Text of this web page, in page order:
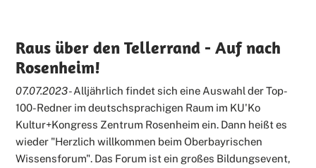
Raus über den Tellerrand - Auf nach
Rosenheim!
07.07.2023- Alljährlich findet sich eine Auswahl der Top-
100-Redner im deutschsprachigen Raum im KU'Ko
Kultur+Kongress Zentrum Rosenheim ein. Dann heißt es
wieder "Herzlich willkommen beim Oberbayrischen
Wissensforum". Das Forum ist ein großes Bildungsevent,